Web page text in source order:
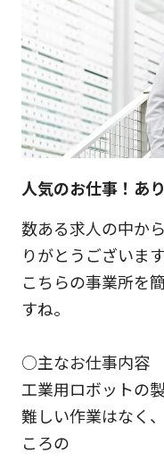
人気のお仕事！あ
数ある求人の中か
りがとうございます
こちらの事業所を
すね。
○主なお仕事内容
工業用ロボットの
難しい作業はなく
ころの